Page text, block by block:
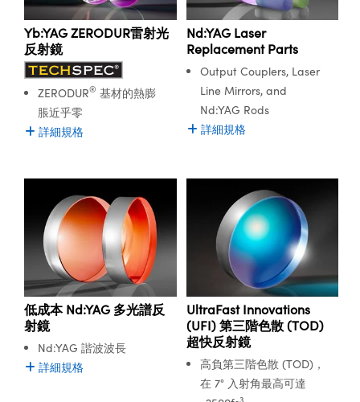
Yb:YAG ZERODUR雷射光
反射鏡
ZERODUR® 基材的熱膨
脹近乎零
詳細規格
Nd:YAG Laser
Replacement Parts
Output Couplers, Laser
Line Mirrors, and
Nd:YAG Rods
詳細規格
低成本 Nd:YAG 多光譜反
射鏡
Nd:YAG 諧波波長
詳細規格
UltraFast Innovations
(UFI) 第三階色散 (TOD)
超快反射鏡
高負第三階色散 (TOD)，
在 7° 入射角最高可達
3